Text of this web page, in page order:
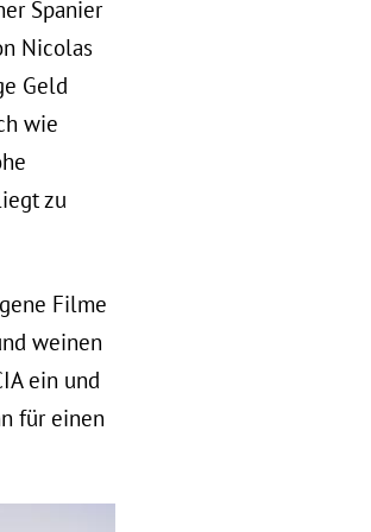
Spanier
Nicolas
Geld
wie
zu
Filme
weinen
ein und
für einen